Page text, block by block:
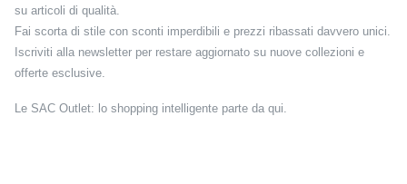
su articoli di qualità.
Fai scorta di stile con sconti imperdibili e prezzi ribassati davvero unici.
Iscriviti alla newsletter per restare aggiornato su nuove collezioni e
offerte esclusive.
Le SAC Outlet: lo shopping intelligente parte da qui.